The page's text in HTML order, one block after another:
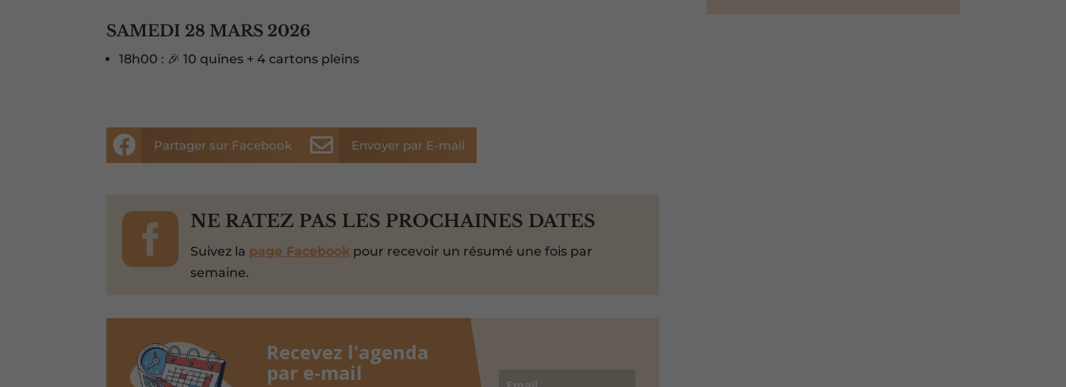
SAMEDI 28 MARS 2026
18h00 : 🎉 10 quines + 4 cartons pleins
 Partager sur Facebook  Envoyer par E-mail
 NE RATEZ PAS LES PROCHAINES DATES
Suivez la page Facebook pour recevoir un résumé une fois par
semaine.
Recevez l'agenda
par e-mail